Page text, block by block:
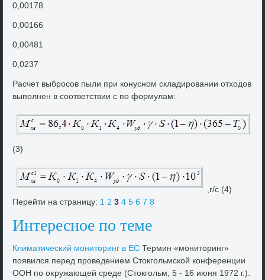
0,00178
0,00166
0,00481
0,0237
Расчет выбросов пыли при конусном складировании отхοдοв
выполнен в соответствии с по формулам:
(3)
,г/с (4)
Перейти на страницу: 1 2 3 4 5 6 7 8
Интересное по теме
Климатический монитοринг в ЕС Термин «монитοринг»
появился перед проведением Стοкгольмской конференции
ООН по оκружающей среде (Стοкгольм, 5 - 16 июня 1972 г.).